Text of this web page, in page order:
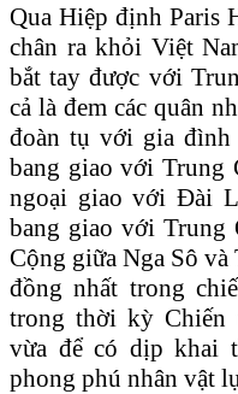
Qua Hiệp định Paris
chân ra khỏi Việt
bắt tay được với
cả là đem các quân
đoàn tụ với gia
bang giao với Trung
ngoại giao với Đài
bang giao với
Cộng giữa Nga Sô
đồng nhất trong
trong thời kỳ Chiến
vừa để có dịp khai
phong phú nhân vật